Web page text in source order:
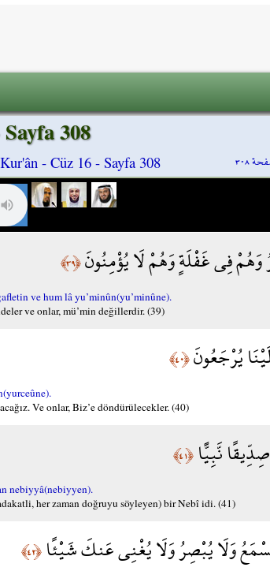
308
- Cüz 16 - Sayfa 308
فِي غَفْلَةٍ وَهُمْ لَا يُؤْمِنُونَ﴿٣٩﴾
ve hum lâ yu’minûn(yu’minûne).
ve onlar, mü’min değillerdir. (39)
يُرْجَعُونَ﴿٤٠﴾
Ve onlar, Biz’e döndürülecekler. (40)
نَّبِيًّا﴿٤١﴾
nebiyyâ(nebiyyen).
her zaman doğruyu söyleyen) bir Nebî idi. (41)
وَلَا يُبْصِرُ وَلَا يُغْنِي عَنكَ شَيْئًا﴿٤٢﴾